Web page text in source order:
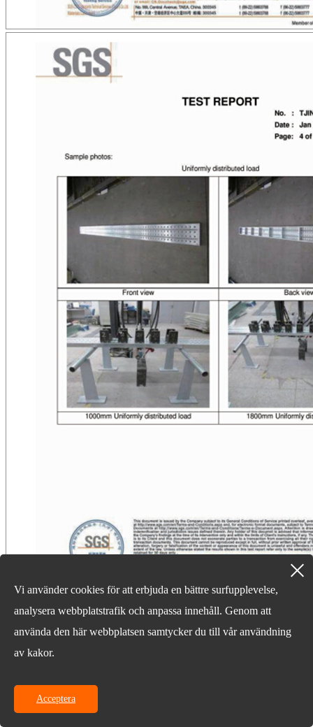
kontakta oss
073188739521
Longchamp International Mansion, nr 9 Xiangfu RD,
sales@hunanworld.com
senaste nyheter
Vi använder cookies för att erbjuda en bättre surfupplevelse,
analysera webbplatstrafik och anpassa innehåll. Genom att
använda den här webbplatsen samtycker du till vår användning
av kakor.
Acceptera